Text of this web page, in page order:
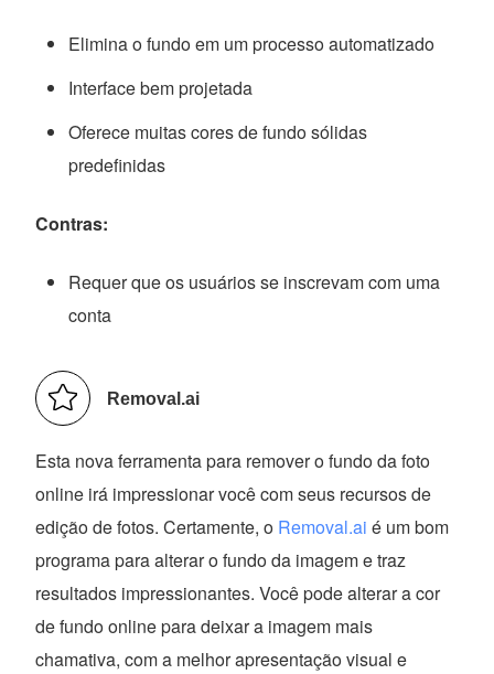
Elimina o fundo em um processo automatizado
Interface bem projetada
Oferece muitas cores de fundo sólidas
predefinidas
Contras:
Requer que os usuários se inscrevam com uma
conta
Removal.ai
Esta nova ferramenta para remover o fundo da foto
online irá impressionar você com seus recursos de
edição de fotos. Certamente, o Removal.ai é um bom
programa para alterar o fundo da imagem e traz
resultados impressionantes. Você pode alterar a cor
de fundo online para deixar a imagem mais
chamativa, com a melhor apresentação visual e